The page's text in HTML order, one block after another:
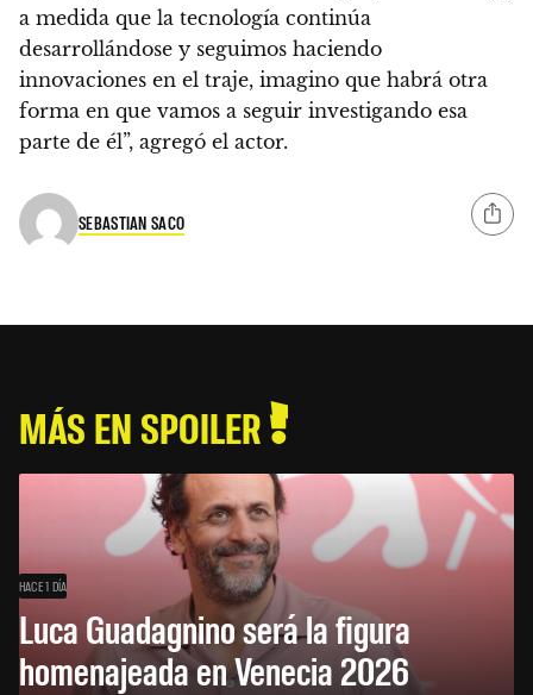
a medida que la tecnología continúa
desarrollándose y seguimos haciendo
innovaciones en el traje, imagino que habrá otra
forma en que vamos a seguir investigando esa
parte de él”, agregó el actor.
SEBASTIAN SACO
MÁS EN SPOILER
HACE 1 DÍA
Luca Guadagnino será la figura
homenajeada en Venecia 2026